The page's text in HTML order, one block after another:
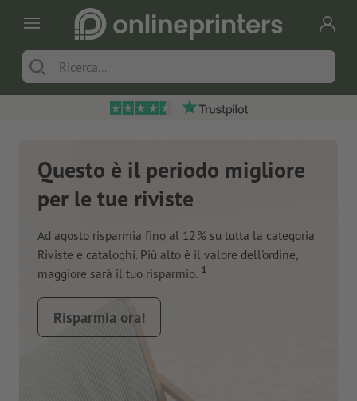
Questo è il periodo migliore
per le tue riviste
Ad agosto risparmia fino al 12 % su tutta la categoria
Riviste e cataloghi. Più alto è il valore dell'ordine,
maggiore sarà il tuo risparmio. 1
Risparmia ora!